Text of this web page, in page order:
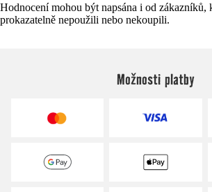
Hodnocení mohou být napsána i od zákazníků,
prokazatelně nepoužili nebo nekoupili.
Možnosti platby